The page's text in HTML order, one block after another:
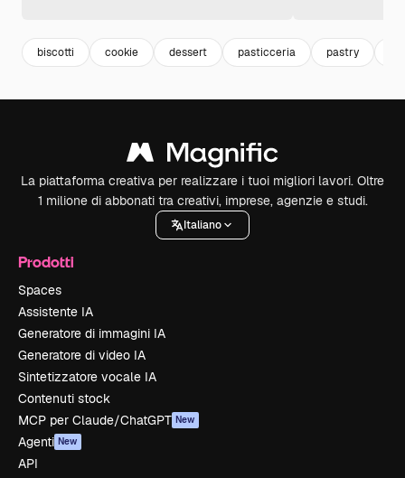
biscotti cookie dessert pasticceria pastry
La piattaforma creativa per realizzare i tuoi migliori lavori. Oltre
1 milione di abbonati tra creativi, imprese, agenzie e studi.
Italiano
Prodotti
Spaces
Assistente IA
Generatore di immagini IA
Generatore di video IA
Sintetizzatore vocale IA
Contenuti stock
MCP per Claude/ChatGPT New
Agenti New
API